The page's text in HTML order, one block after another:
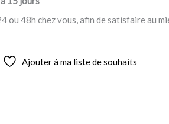
ou 48h chez vous, afin de satisfaire au
Ajouter à ma liste de souhaits